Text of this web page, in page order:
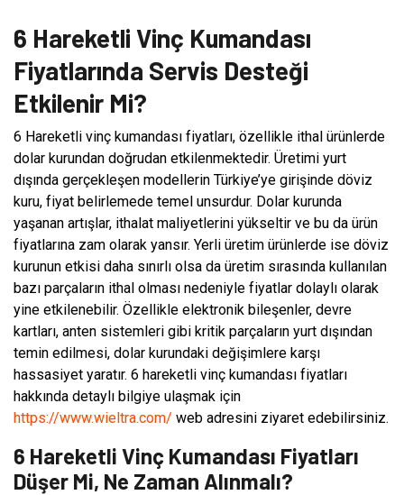
6 Hareketli Vinç Kumandası
Fiyatlarında Servis Desteği
Etkilenir Mi?
6 Hareketli vinç kumandası fiyatları, özellikle ithal ürünlerde
dolar kurundan doğrudan etkilenmektedir. Üretimi yurt
dışında gerçekleşen modellerin Türkiye’ye girişinde döviz
kuru, fiyat belirlemede temel unsurdur. Dolar kurunda
yaşanan artışlar, ithalat maliyetlerini yükseltir ve bu da ürün
fiyatlarına zam olarak yansır. Yerli üretim ürünlerde ise döviz
kurunun etkisi daha sınırlı olsa da üretim sırasında kullanılan
bazı parçaların ithal olması nedeniyle fiyatlar dolaylı olarak
yine etkilenebilir. Özellikle elektronik bileşenler, devre
kartları, anten sistemleri gibi kritik parçaların yurt dışından
temin edilmesi, dolar kurundaki değişimlere karşı
hassasiyet yaratır. 6 hareketli vinç kumandası fiyatları
hakkında detaylı bilgiye ulaşmak için
https://www.wieltra.com/ web adresini ziyaret edebilirsiniz.
6 Hareketli Vinç Kumandası Fiyatları
Düşer Mi, Ne Zaman Alınmalı?